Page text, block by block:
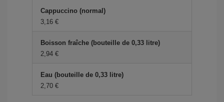
Cappuccino (normal)
3,16 €
Boisson fraîche (bouteille de 0,33 litre)
2,94 €
Eau (bouteille de 0,33 litre)
2,70 €